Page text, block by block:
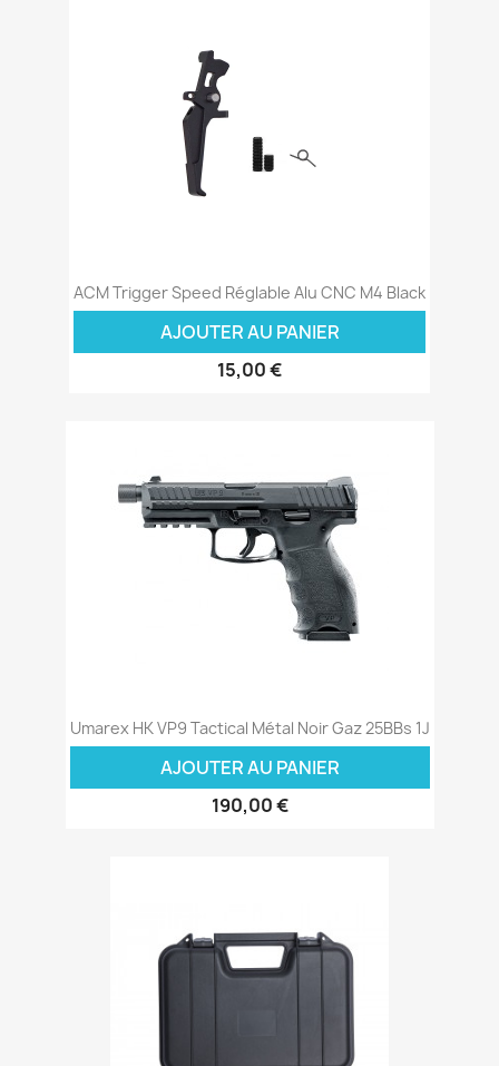
ACM Trigger Speed Réglable Alu CNC M4 Black
AJOUTER AU PANIER
15,00 €
Umarex HK VP9 Tactical Métal Noir Gaz 25BBs 1J
AJOUTER AU PANIER
190,00 €